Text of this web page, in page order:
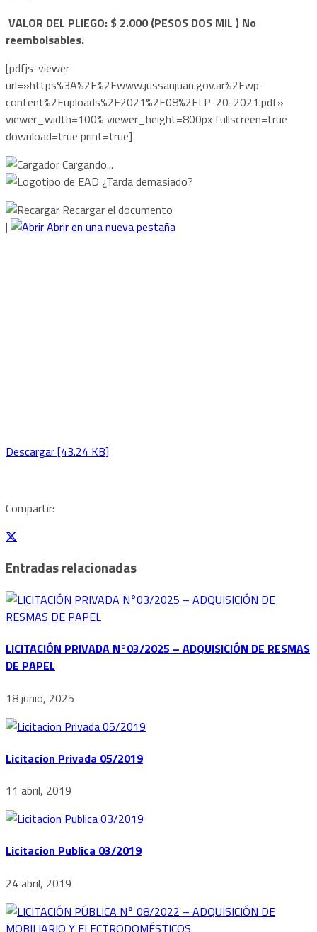
VALOR DEL PLIEGO: $ 2.000 (PESOS DOS MIL ) No
reembolsables.
[pdfjs-viewer
url=»https%3A%2F%2Fwww.jussanjuan.gov.ar%2Fwp-
content%2Fuploads%2F2021%2F08%2FLP-20-2021.pdf»
viewer_width=100% viewer_height=800px fullscreen=true
download=true print=true]
Cargando...
¿Tarda demasiado?
Recargar el documento
|
Abrir en una nueva pestaña
Descargar [43.24 KB]
Compartir:
Entradas relacionadas
LICITACIÓN PRIVADA N°03/2025 – ADQUISICIÓN DE RESMAS
DE PAPEL
18 junio, 2025
Licitacion Privada 05/2019
11 abril, 2019
Licitacion Publica 03/2019
24 abril, 2019